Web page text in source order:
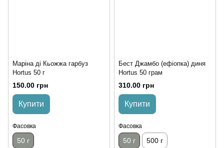
Маріна ді Кьожжа гарбуз
Hortus 50 г
150.00 грн
Купити
Фасовка
50 г
Бест Джамбо (ефіопка) диня
Hortus 50 грам
310.00 грн
Купити
Фасовка
50 г 500 г